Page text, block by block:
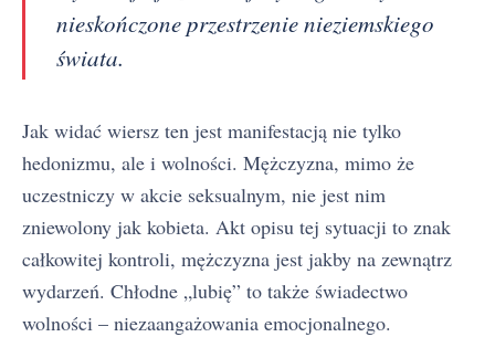
nieskończone przestrzenie nieziemskiego
świata.
Jak widać wiersz ten jest manifestacją nie tylko
hedonizmu, ale i wolności. Mężczyzna, mimo że
uczestniczy w akcie seksualnym, nie jest nim
zniewolony jak kobieta. Akt opisu tej sytuacji to znak
całkowitej kontroli, mężczyzna jest jakby na zewnątrz
wydarzeń. Chłodne „lubię” to także świadectwo
wolności – niezaangażowania emocjonalnego.